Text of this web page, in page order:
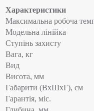
Характеристики
Максимальна робоча
Модельна лінійка
Ступінь захисту
Вага, кг
Вид
Висота, мм
Габарити (ВхШхГ), см
Гарантія, міс.